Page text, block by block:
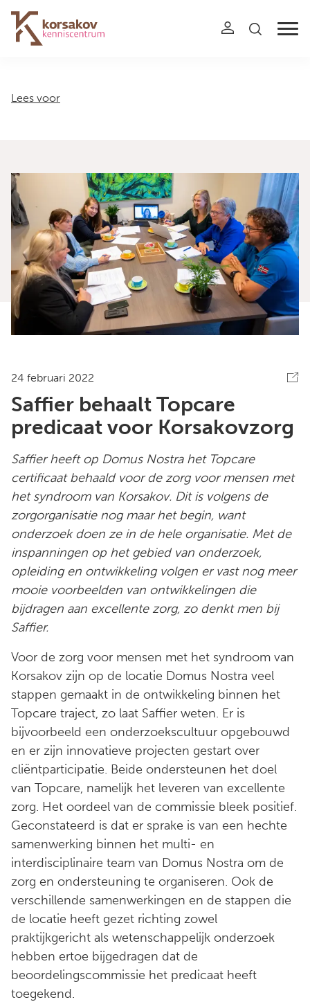
Navigation
Lees voor
24 februari 2022
Saffier behaalt Topcare
predicaat voor Korsakovzorg
Saffier heeft op Domus Nostra het Topcare
certificaat behaald voor de zorg voor mensen met
het syndroom van Korsakov. Dit is volgens de
zorgorganisatie nog maar het begin, want
onderzoek doen ze in de hele organisatie. Met de
inspanningen op het gebied van onderzoek,
opleiding en ontwikkeling volgen er vast nog meer
mooie voorbeelden van ontwikkelingen die
bijdragen aan excellente zorg, zo denkt men bij
Saffier.
Voor de zorg voor mensen met het syndroom van
Korsakov zijn op de locatie Domus Nostra veel
stappen gemaakt in de ontwikkeling binnen het
Topcare traject, zo laat Saffier weten. Er is
bijvoorbeeld een onderzoekscultuur opgebouwd
en er zijn innovatieve projecten gestart over
cliëntparticipatie. Beide ondersteunen het doel
van Topcare, namelijk het leveren van excellente
zorg. Het oordeel van de commissie bleek positief.
Geconstateerd is dat er sprake is van een hechte
samenwerking binnen het multi- en
interdisciplinaire team van Domus Nostra om de
zorg en ondersteuning te organiseren. Ook de
verschillende samenwerkingen en de stappen die
de locatie heeft gezet richting zowel
praktijkgericht als wetenschappelijk onderzoek
hebben ertoe bijgedragen dat de
beoordelingscommissie het predicaat heeft
toegekend.